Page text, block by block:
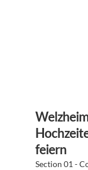
feiern
Section 01 -